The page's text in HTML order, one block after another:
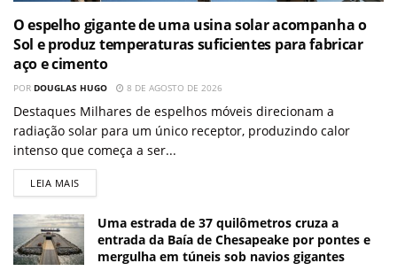
O espelho gigante de uma usina solar acompanha o
Sol e produz temperaturas suficientes para fabricar
aço e cimento
POR DOUGLAS HUGO 8 DE AGOSTO DE 2026
Destaques Milhares de espelhos móveis direcionam a
radiação solar para um único receptor, produzindo calor
intenso que começa a ser...
LEIA MAIS
Uma estrada de 37 quilômetros cruza a
entrada da Baía de Chesapeake por pontes e
mergulha em túneis sob navios gigantes